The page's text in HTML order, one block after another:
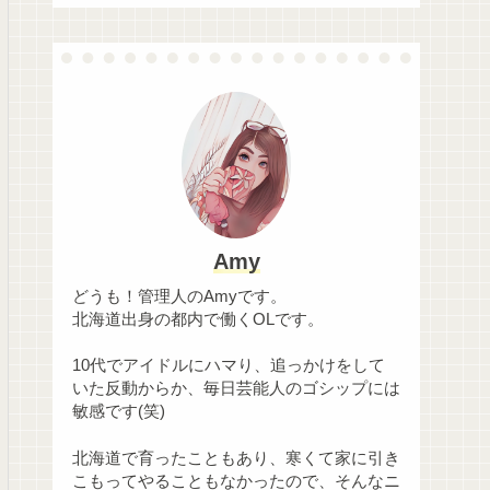
Amy
どうも！管理人のAmyです。
北海道出身の都内で働くOLです。
10代でアイドルにハマり、追っかけをして
いた反動からか、毎日芸能人のゴシップには
敏感です(笑)
北海道で育ったこともあり、寒くて家に引き
こもってやることもなかったので、そんなニ